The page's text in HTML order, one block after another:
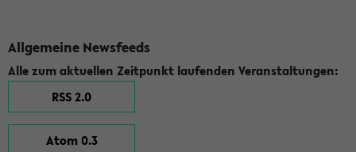
Allgemeine Newsfeeds
Alle zum aktuellen Zeitpunkt laufenden Veranstaltungen:
RSS 2.0
Atom 0.3